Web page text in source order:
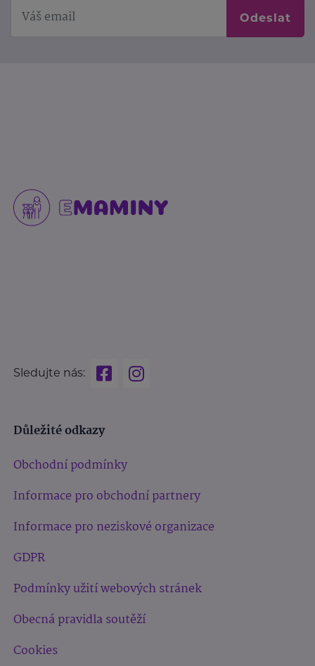
Odeslat
Sledujte nás:
Důležité odkazy
Obchodní podmínky
Informace pro obchodní partnery
Informace pro neziskové organizace
GDPR
Podmínky užití webových stránek
Obecná pravidla soutěží
Cookies